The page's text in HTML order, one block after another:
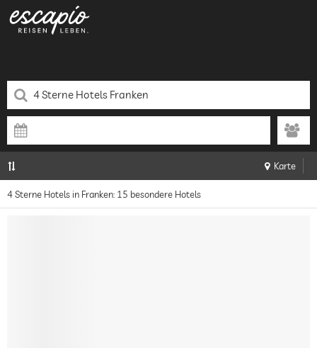
Karte
4 Sterne Hotels in Franken: 15 besondere Hotels